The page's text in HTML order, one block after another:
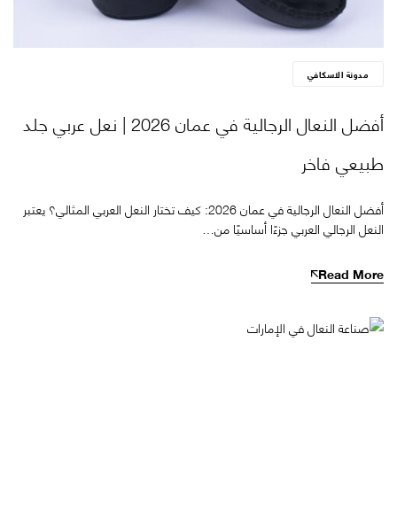
مدونة الاسكافي
أفضل النعال الرجالية في عمان 2026 | نعل عربي جلد
طبيعي فاخر
أفضل النعال الرجالية في عمان 2026: كيف تختار النعل العربي المثالي؟ يعتبر
النعل الرجالي العربي جزءًا أساسيًا من…
Read More